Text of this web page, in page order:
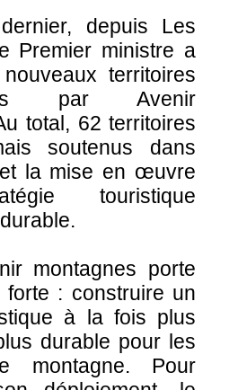
depuis Les
Premier ministre a
territoires
par Avenir
total, 62 territoires
soutenus dans
et la mise en œuvre
touristique
montagnes porte
forte : construire un
à la fois plus
durable pour les
montagne. Pour